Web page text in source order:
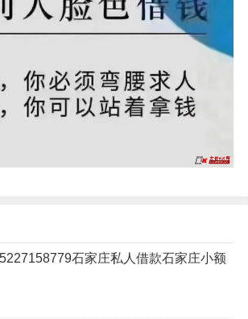
石家庄私人借款石家庄小额